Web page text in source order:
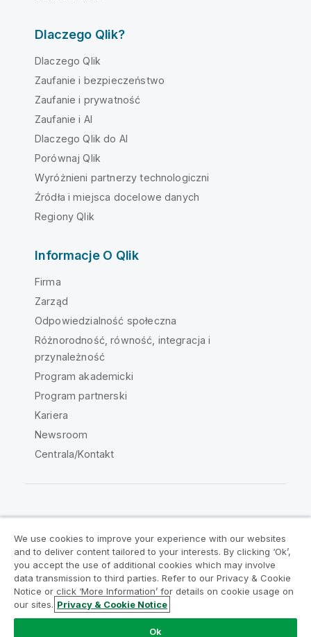
Dlaczego Qlik?
Dlaczego Qlik
Zaufanie i bezpieczeństwo
Zaufanie i prywatność
Zaufanie i AI
Dlaczego Qlik do AI
Porównaj Qlik
Wyróżnieni partnerzy technologiczni
Źródła i miejsca docelowe danych
Regiony Qlik
Informacje O Qlik
Firma
Zarząd
Odpowiedzialność społeczna
Różnorodność, równość, integracja i
przynależność
Program akademicki
Program partnerski
Kariera
Newsroom
Centrala/Kontakt
Umowy prawne
Warunki produktu
Legal Policies
Legal Policies
Warunki korzystania
Znaki towarowe
Do Not Share My Info
We use cookies to improve your experience with our websites
and to deliver content tailored to your interests. By clicking ‘Ok’,
you accept the use of additional cookies which may involve
data transmission to third parties. Refer to our Privacy & Cookie
Notice or click ‘More Information’ for details on cookie usage on
our sites. Privacy & Cookie Notice
Ok